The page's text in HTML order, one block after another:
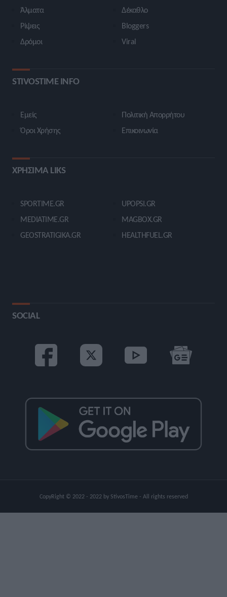
Άλματα
Ρίψεις
Δρόμοι
Δέκαθλο
Bloggers
Viral
STIVOSTIME INFO
Εμείς
Όροι Χρήσης
Πολιτική Απορρήτου
Επικοινωνία
ΧΡΗΣΙΜΑ LIKS
SPORTIME.GR
MEDIATIME.GR
GEOSTRATIGIKA.GR
UPOPSI.GR
MAGBOX.GR
HEALTHFUEL.GR
SOCIAL
CopyRight © 2022 - 2022 by StivosTime - All rights reserved